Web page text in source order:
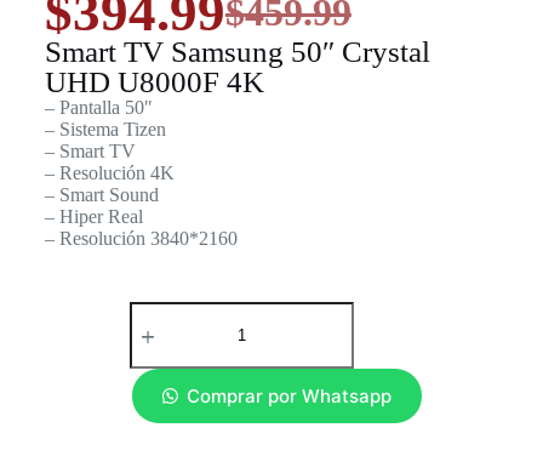
$459.99
$394.99
Smart TV Samsung 50″ Crystal
UHD U8000F 4K
– Pantalla 50″
– Sistema Tizen
– Smart TV
– Resolución 4K
– Smart Sound
– Hiper Real
– Resolución 3840*2160
Comprar por Whatsapp